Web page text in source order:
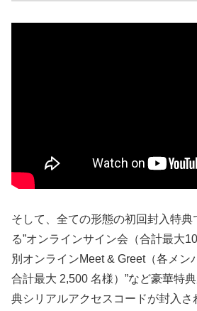
そして、全ての形態の初回封入特典
る”オンラインサイン会（合計最大
別オンラインMeet & Greet（各メン
合計最大 2,500 名様）”など豪華特
典シリアルアクセスコードが封入さ